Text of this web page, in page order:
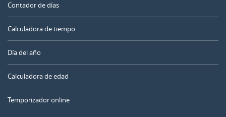
Contador de días
Calculadora de tiempo
Día del año
Calculadora de edad
Temporizador online